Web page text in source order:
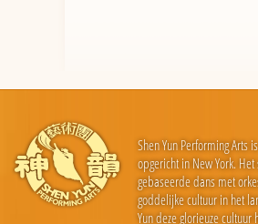
Shen Yun Performing Arts
opgericht in New York.
gebaseerde dans met
goddelijke cultuur in het
Yun deze glorieuze